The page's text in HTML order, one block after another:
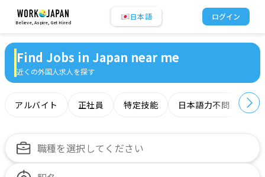
Believe, Aspire, Get Hired
日本語 ログイン
Find Jobs in Japan near me
近くの外国人求人を探す
アルバイト 正社員 特定技能 日本語力不問 オ